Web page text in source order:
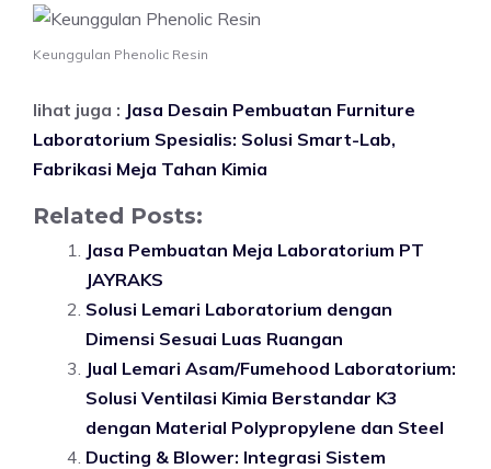
Keunggulan Phenolic Resin
lihat juga : Jasa Desain Pembuatan Furniture
Laboratorium Spesialis: Solusi Smart-Lab,
Fabrikasi Meja Tahan Kimia
Related Posts:
Jasa Pembuatan Meja Laboratorium PT
JAYRAKS
Solusi Lemari Laboratorium dengan
Dimensi Sesuai Luas Ruangan
Jual Lemari Asam/Fumehood Laboratorium:
Solusi Ventilasi Kimia Berstandar K3
dengan Material Polypropylene dan Steel
Ducting & Blower: Integrasi Sistem